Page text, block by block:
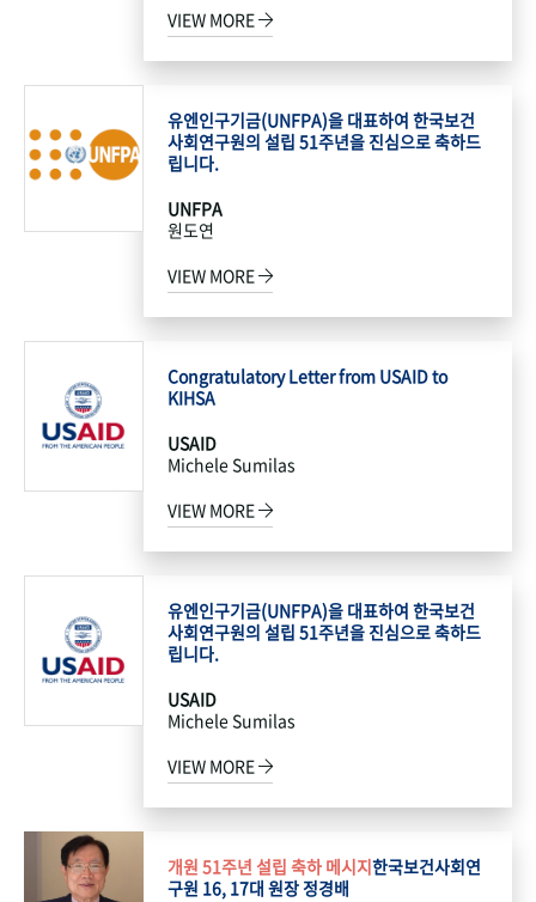
VIEW MORE
유엔인구기금(UNFPA)을 대표하여 한국보건
사회연구원의 설립 51주년을 진심으로 축하드
립니다.
UNFPA
원도연
VIEW MORE
Congratulatory Letter from USAID to
KIHSA
USAID
Michele Sumilas
VIEW MORE
유엔인구기금(UNFPA)을 대표하여 한국보건
사회연구원의 설립 51주년을 진심으로 축하드
립니다.
USAID
Michele Sumilas
VIEW MORE
개원 51주년 설립 축하 메시지한국보건사회연
구원 16, 17대 원장 정경배